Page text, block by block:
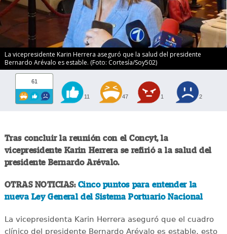
La vicepresidente Karin Herrera aseguró que la salud del presidente
Bernardo Arévalo es estable. (Foto: Cortesía/Soy502)
61
11 47 1 2
Tras concluir la reunión con el Concyt, la
vicepresidente Karin Herrera se refirió a la salud del
presidente Bernardo Arévalo.
OTRAS NOTICIAS: Cinco puntos para entender la
nueva Ley General del Sistema Portuario Nacional
La vicepresidenta Karin Herrera aseguró que el cuadro
clínico del presidente Bernardo Arévalo es estable, esto